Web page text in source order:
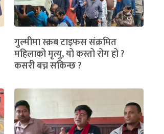
गुल्मीमा स्क्रब टाइफस संक्रमित
महिलाको मृत्यु, यो कस्तो रोग हो ?
कसरी बच्न सकिन्छ ?